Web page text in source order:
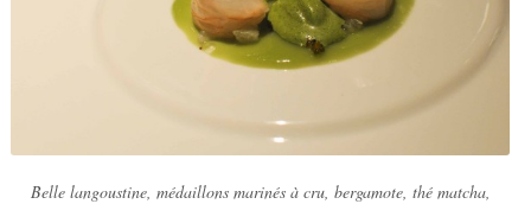
Belle langoustine, médaillons marinés à cru, bergamote, thé matcha,